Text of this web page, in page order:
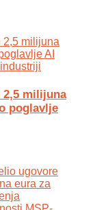
2,5 milijuna
poglavlje